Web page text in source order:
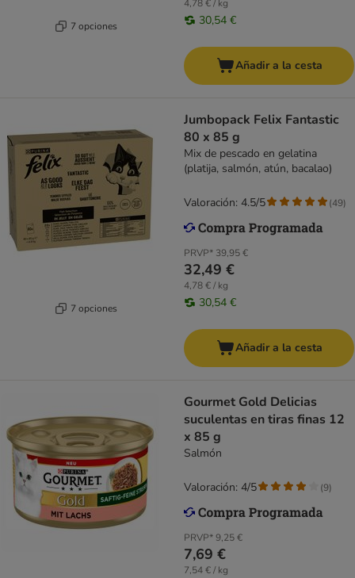
7 opciones
4,78 € / kg
30,54 €
Añadir a la cesta
7 opciones
Jumbopack Felix Fantastic
80 x 85 g
Mix de pescado en gelatina
(platija, salmón, atún, bacalao)
PRVP* 39,95 €
32,49 €
4,78 € / kg
30,54 €
Valoración: 4.5/5 (49)
Añadir a la cesta
Gourmet Gold Delicias
suculentas en tiras finas 12
x 85 g
Salmón
PRVP*9,25 €
7,69 €
7,54 € / kg
Valoración: 4/5 (9)